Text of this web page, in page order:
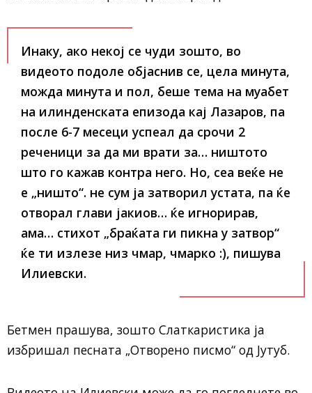
Инаку, ако некој се чуди зошто, во
видеото подоле објаснив се, цела минута,
можда минута и пол, беше тема на муабет
на илинденската епизода кај Лазаров, па
после 6-7 месеци успеал да срочи 2
реченици за да ми врати за… ништото
што го кажав контра него. Но, сеа веќе не
е „ништо“. не сум ја затворил устата, па ќе
отворал глави јакиов… ќе игнорирав,
ама… стихот „браќата ги пикна у затвор“
ќе ти излезе низ чмар, чмарко :), пишува
Илиевски.
Бетмен прашува, зошто Слаткаристика ја
избришал песната „Отворено писмо“ од Јутуб.